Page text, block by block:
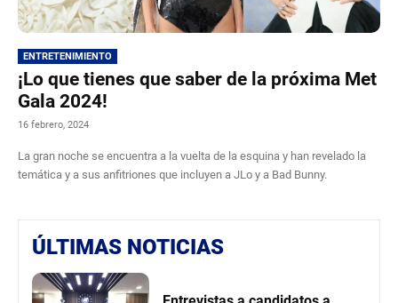
ENTRETENIMIENTO
¡Lo que tienes que saber de la próxima Met
Gala 2024!
16 febrero, 2024
La gran noche se encuentra a la vuelta de la esquina y han revelado la
temática y a sus anfitriones que incluyen a JLo y a Bad Bunny.
ÚLTIMAS NOTICIAS